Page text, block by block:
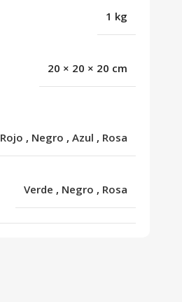
1 kg
20 × 20 × 20 cm
Rojo , Negro ,Azul , Rosa
Verde , Negro , Rosa